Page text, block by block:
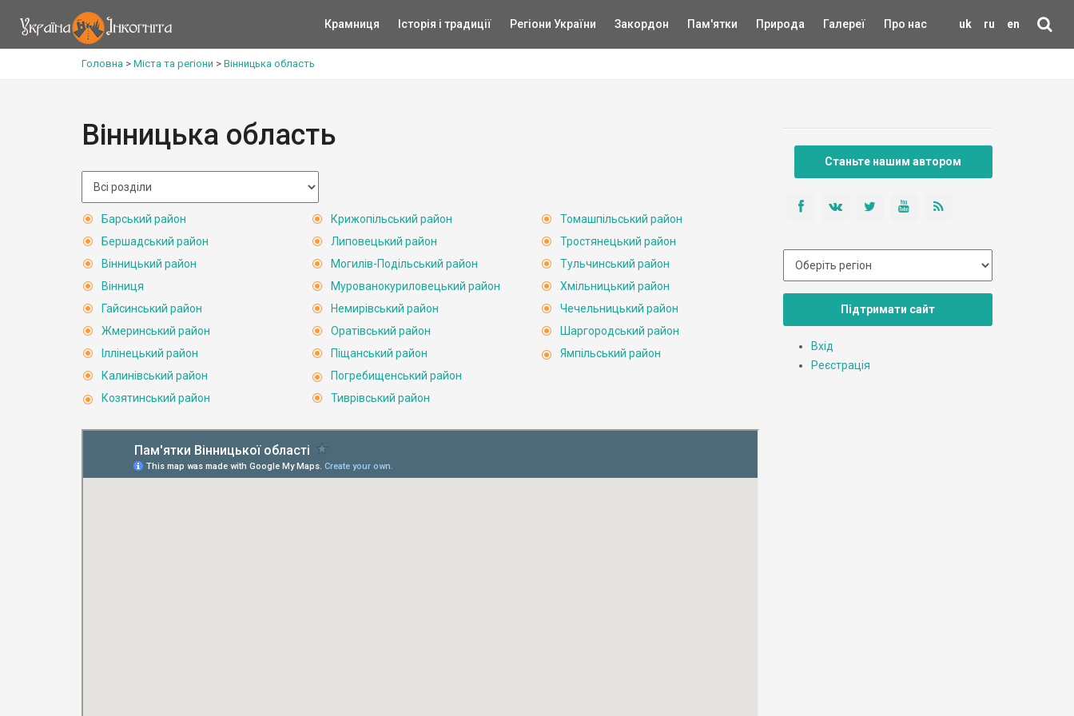
uk ru en
Крамниця Історія і традиції Регіони України Закордон Пам'ятки Природа Галереї Про нас
Головна > Міста та регіони > Вінницька область
Вінницька область
Барський район
Бершадський район
Вінницький район
Вінниця
Гайсинський район
Жмеринський район
Іллінецький район
Калинівський район
Козятинський район
Крижопільський район
Липовецький район
Могилів-Подільський район
Мурованокуриловецький район
Немирівський район
Оратівський район
Піщанський район
Погребищенський район
Тиврівський район
Томашпільський район
Тростянецький район
Тульчинський район
Хмільницький район
Чечельницький район
Шаргородський район
Ямпільський район
Станьте нашим автором
Підтримати сайт
Вхід
Реєстрація